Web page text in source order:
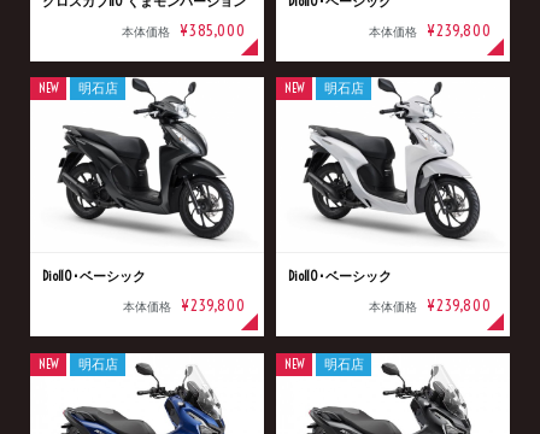
本体価格 ¥385,000 本体価格 ¥239,800
Dio110･ベーシック
本体価格 ¥239,800
NEW 明石店
Dio110･ベーシック
本体価格 ¥239,800
NEW 明石店
NEW 明石店 NEW 明石店